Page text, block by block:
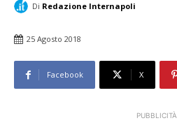
Di Redazione Internapoli
25 Agosto 2018
Facebook X
PUBBLICITÀ